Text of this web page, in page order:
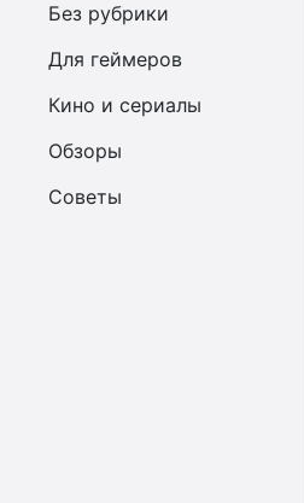
Без рубрики
Для геймеров
Кино и сериалы
Обзоры
Советы